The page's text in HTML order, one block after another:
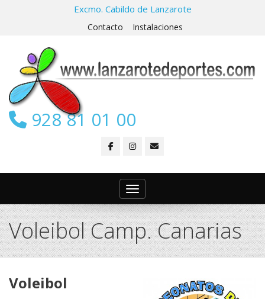
Excmo. Cabildo de Lanzarote
Contacto Instalaciones
928 81 01 00
Toggle navigation
Voleibol Camp. Canarias
Voleibol